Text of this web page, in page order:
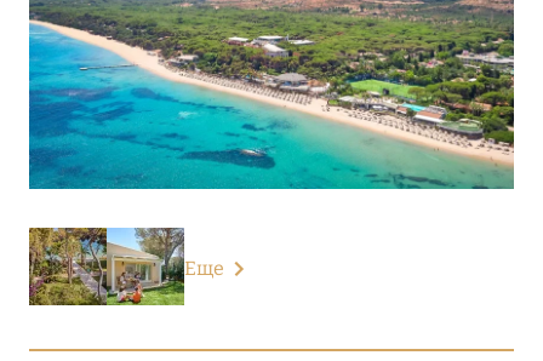
САРДИНИЯ 24
7Pines Resort Sardinia
Almar Timi Ama Resort & Spa
Chia Laguna Resort
Falkensteiner Resort Capo Boi
Еще